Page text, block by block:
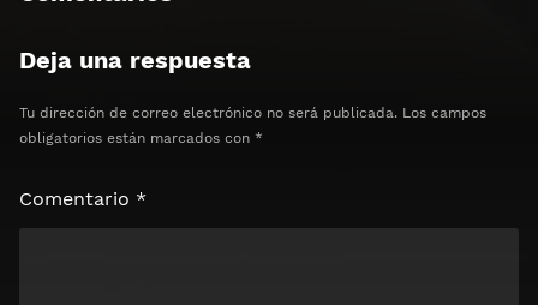
Deja una respuesta
Tu dirección de correo electrónico no será publicada. Los campos
obligatorios están marcados con *
Comentario *